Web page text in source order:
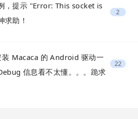
，提示 "Error: This socket is
求助！
2
Macaca 的 Android 驱动一
信息看不太懂。。。跪求
22